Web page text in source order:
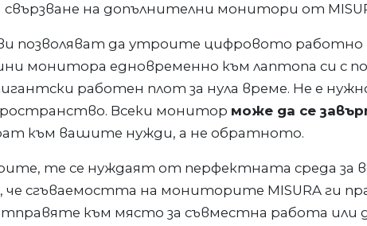
на допълнителни монитори от
позволяват да утроите цифровото
монитора едновременно към лаптопа си с
работен плот за нула време. Не е
Всеки монитор може да се
към вашите нужди, а не обратното.
те се нуждаят от перфектната среда за
сгъваемостта на мониторите MISURA ги
към място за съвместна работа